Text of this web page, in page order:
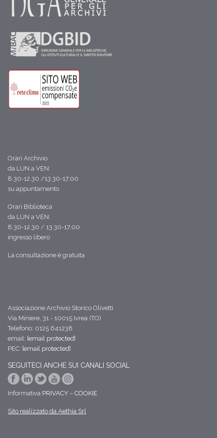
Orari Archivio
da LUN a VEN:
8.30-12.30 /13.30-17.00
su appuntamento
Orari Biblioteca
da LUN a VEN:
8.30-12.30 / 13.30-17.00
ingresso libero
La consultazione è gratuita
Associazione Archivio Storico Olivetti
Via Miniere, 31 - 10015 Ivrea (TO)
Telefono: 0125 641238
email: [email protected]
PEC: [email protected]
SEGUITECI ANCHE SUI CANALI SOCIAL
Informativa PRIVACY – COOKIE
Sito realizzato da Aethia Srl